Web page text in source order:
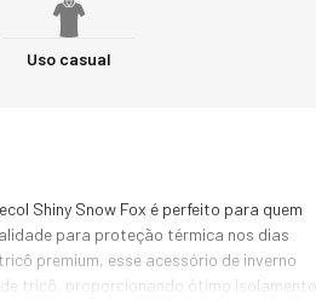
Uso casual
Shiny Snow Fox é perfeito para quem
para proteção térmica nos dias
premium, esse acessório de inverno
tricô, proporcionando ótimo isolamento